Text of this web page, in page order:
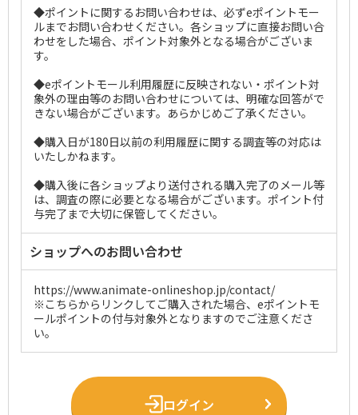
◆ポイントに関するお問い合わせは、必ずeポイントモー
ルまでお問い合わせください。各ショップに直接お問い合
わせをした場合、ポイント対象外となる場合がございま
す。
◆eポイントモール利用履歴に反映されない・ポイント対
象外の理由等のお問い合わせについては、明確な回答がで
きない場合がございます。あらかじめご了承ください。
◆購入日が180日以前の利用履歴に関する調査等の対応は
いたしかねます。
◆購入後に各ショップより送付される購入完了のメール等
は、調査の際に必要となる場合がございます。ポイント付
与完了まで大切に保管してください。
ショップへのお問い合わせ
https://www.animate-onlineshop.jp/contact/
※こちらからリンクしてご購入された場合、eポイントモ
ールポイントの付与対象外となりますのでご注意くださ
い。
ログイン